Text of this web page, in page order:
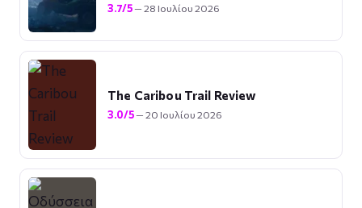
3.7/5— 28 Ιουλίου 2026
The Caribou Trail Review
3.0/5— 20 Ιουλίου 2026